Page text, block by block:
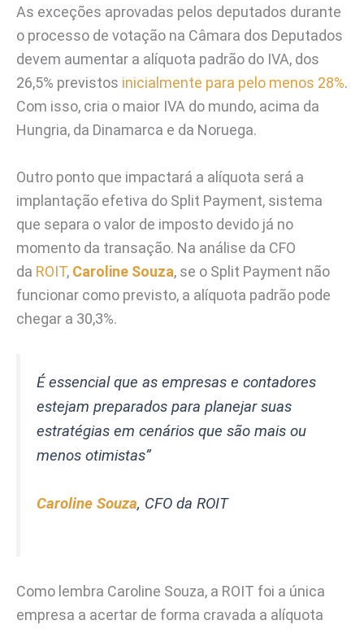
As exceções aprovadas pelos deputados durante
o processo de votação na Câmara dos Deputados
devem aumentar a alíquota padrão do IVA, dos
26,5% previstos inicialmente para pelo menos 28%.
Com isso, cria o maior IVA do mundo, acima da
Hungria, da Dinamarca e da Noruega.
Outro ponto que impactará a alíquota será a
implantação efetiva do Split Payment, sistema
que separa o valor de imposto devido já no
momento da transação. Na análise da CFO
da ROIT, Caroline Souza, se o Split Payment não
funcionar como previsto, a alíquota padrão pode
chegar a 30,3%.
É essencial que as empresas e contadores
estejam preparados para planejar suas
estratégias em cenários que são mais ou
menos otimistas”
Caroline Souza, CFO da ROIT
Como lembra Caroline Souza, a ROIT foi a única
empresa a acertar de forma cravada a alíquota